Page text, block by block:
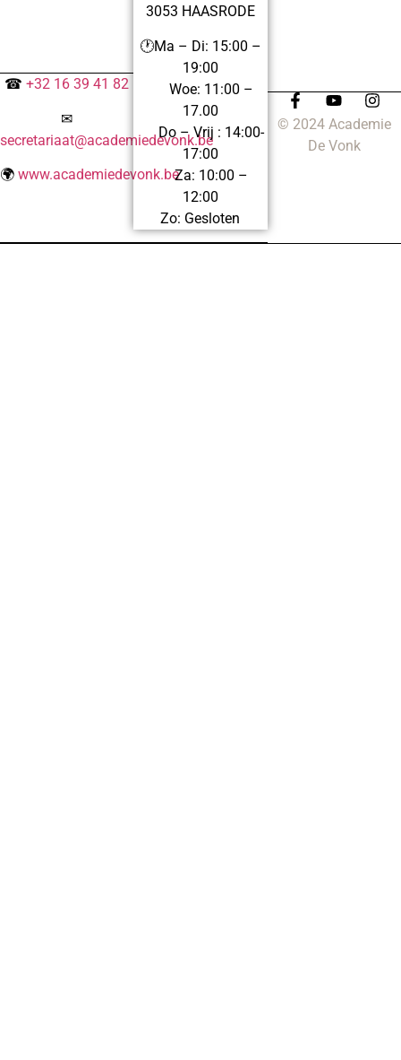
☎+32 16 39 41 82
✉
secretariaat@academiedevonk.be
🌍 www.academiedevonk.be
3053 HAASRODE
🕐Ma – Di: 15:00 –
19:00
Woe: 11:00 –
17.00
Do – Vrij : 14:00-
17:00
Za: 10:00 –
12:00
Zo: Gesloten
© 2024 Academie
De Vonk